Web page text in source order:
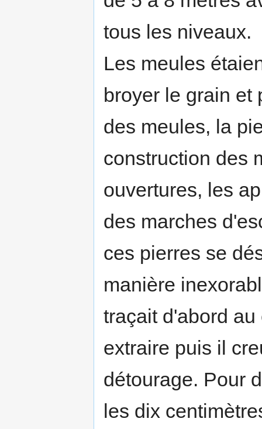
tous les niveaux.
Les meules
broyer le grain et
des meules, la
construction des
ouvertures, les
des marches
ces pierres se
manière
traçait d'abord
extraire puis il
détourage. Pour
les dix